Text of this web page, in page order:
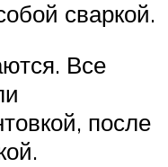
сваркой.
Все
после